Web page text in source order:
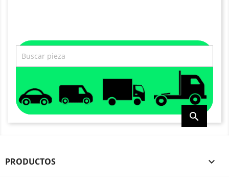

PRODUCTOS 